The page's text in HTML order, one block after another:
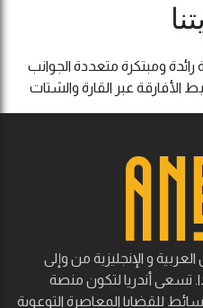
ومبتكرة متعددة الجوانب
و الإنجليزية من وإلى
تسعى أندريا لتكون منصة
للقضايا المعاصرة التوعوية